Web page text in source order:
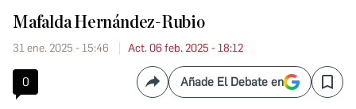
Mafalda Hernández-Rubio
31 ene. 2025 - 15:46 Act. 06 feb. 2025 - 18:12
0 CompartirAñade El Debate en Save